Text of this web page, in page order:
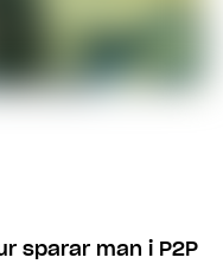
sparar man i P2P